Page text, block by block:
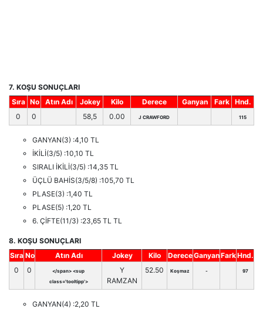
7. KOŞU SONUÇLARI
Sıra No Atın Adı Jokey Kilo Derece Ganyan Fark
Hnd.
0
0 58,5 0.00 J CRAWFORD 115
GANYAN(3) :4,10 TL
İKİLİ(3/5) :10,10 TL
SIRALI İKİLİ(3/5) :14,35 TL
ÜÇLÜ BAHİS(3/5/8) :105,70 TL
PLASE(3) :1,40 TL
PLASE(5) :1,20 TL
6. ÇİFTE(11/3) :23,65 TL TL
8. KOŞU SONUÇLARI
Sıra No Atın Adı Jokey Kilo DereceGanyanFarkHnd.
0
0
</span> <sup
class='tooltipp'>
Y
RAMZAN
52.50 Koşmaz - 97
GANYAN(4) :2,20 TL